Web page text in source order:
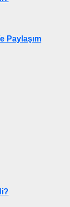
Paylaşım